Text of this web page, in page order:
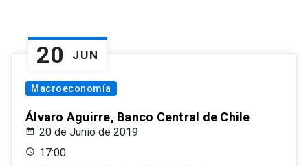
20 JUN
Macroeconomía
Álvaro Aguirre, Banco Central de Chile
20 de Junio de 2019
17:00